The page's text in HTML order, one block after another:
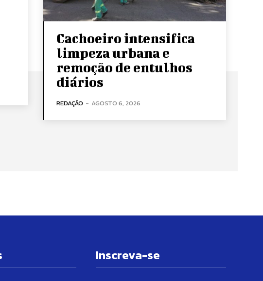
Cachoeiro intensifica
limpeza urbana e
remoção de entulhos
diários
REDAÇÃO - AGOSTO 6, 2026
Inscreva-se